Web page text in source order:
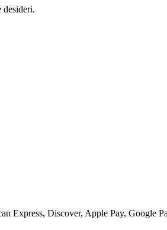
desideri.
Express, Discover, Apple Pay,